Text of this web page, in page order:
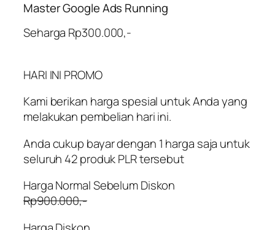
Master Google Ads Running
Seharga Rp300.000,-
HARI INI PROMO
Kami berikan harga spesial untuk Anda yang
melakukan pembelian hari ini.
Anda cukup bayar dengan 1 harga saja untuk
seluruh 42 produk PLR tersebut
Harga Normal Sebelum Diskon
Rp900.000,-